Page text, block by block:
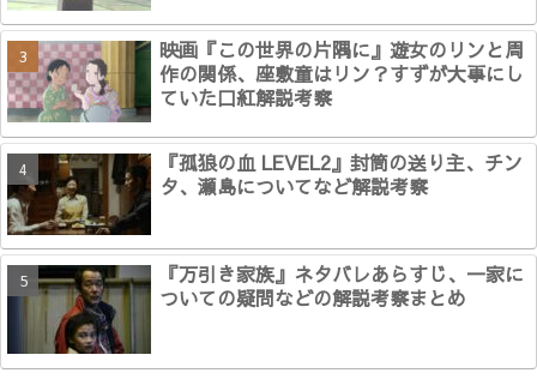
映画『この世界の片隅に』遊女のリンと周
作の関係、座敷童はリン？すずが大事にし
ていた口紅解説考察
『孤狼の血 LEVEL2』封筒の送り主、チン
タ、瀬島についてなど解説考察
『万引き家族』ネタバレあらすじ、一家に
ついての疑問などの解説考察まとめ